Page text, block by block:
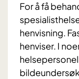
For å få
henvisning.
henviser. I